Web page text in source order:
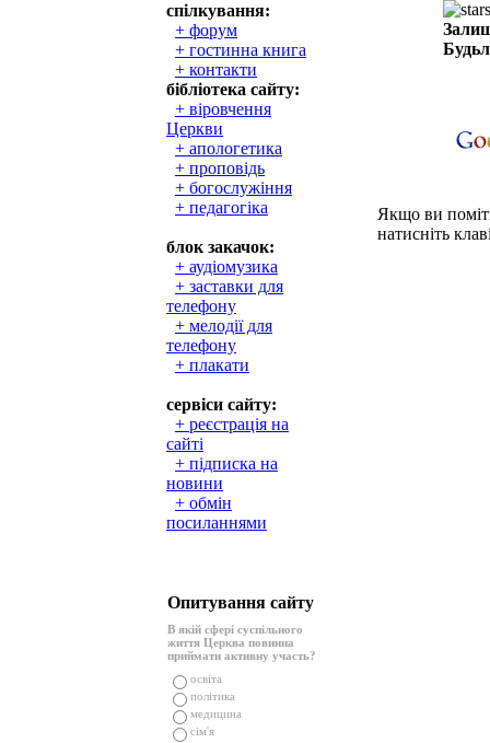
спілкування:
+ форум
+ гостинна книга
+ контакти
бібліотека сайту:
+ віровчення
Церкви
+ апологетика
+ проповідь
+ богослужіння
+ педагогіка
блок закачок:
+ аудіомузика
+ заставки для
телефону
+ мелодії для
телефону
+ плакати
сервіси сайту:
+ реєстрація на
сайті
+ підписка на
новини
+ обмін
посиланнями
Опитування сайту
В якій сфері суспільного
життя Церква повинна
приймати активну участь?
освіта
політика
медицина
сім'я
Якщо ви
натисніть